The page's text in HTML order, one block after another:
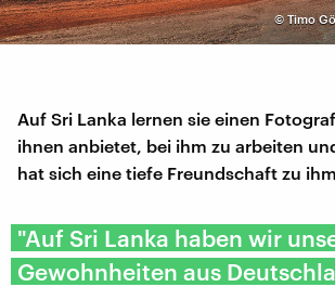
©Timo
Auf Sri Lanka lernen sie einen
ihnen anbietet, bei ihm zu arbeiten
hat sich eine tiefe Freundschaft zu
"Auf Sri Lanka haben wir
Gewohnheiten aus